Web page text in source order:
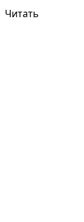
Читать